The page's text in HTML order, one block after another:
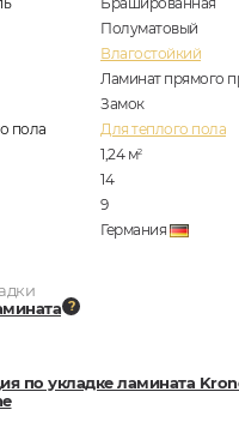
Полуматовый
Влагостойкий
Ламинат прямого
Замок
пола
Для теплого пола
1,24 м2
14
9
Германия
по укладке ламината